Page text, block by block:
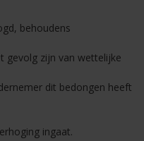
behoudens
gevolg zijn van wettelijke
dit bedongen heeft
ingaat.